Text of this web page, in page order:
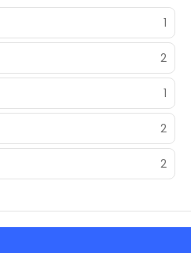
1
2
1
2
2